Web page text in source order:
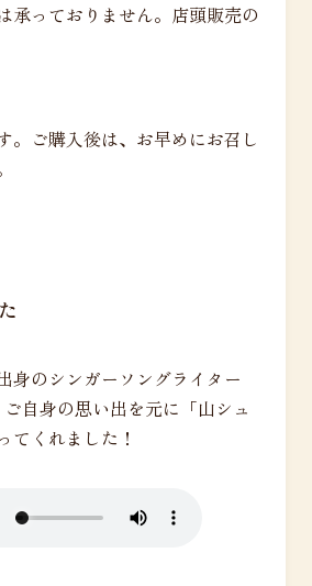
承っておりません。店頭販売の
。ご購入後は、お早めにお召し
身のシンガーソングライター
自身の思い出を元に「山シュ
てくれました！